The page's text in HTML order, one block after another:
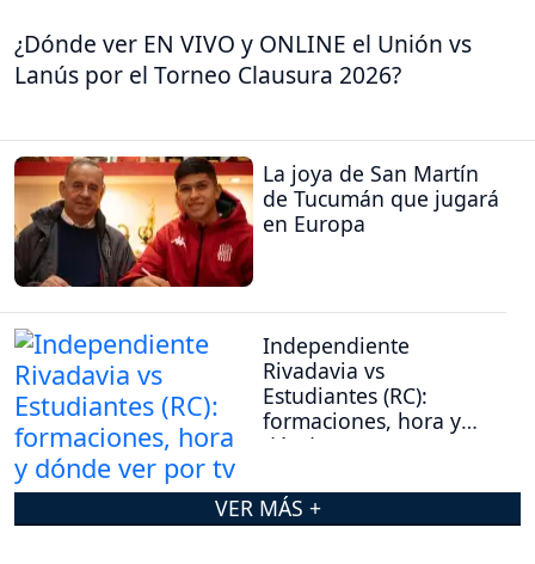
¿Dónde ver EN VIVO y ONLINE el Unión vs
Lanús por el Torneo Clausura 2026?
La joya de San Martín
de Tucumán que jugará
en Europa
Independiente
Rivadavia vs
Estudiantes (RC):
formaciones, hora y
dónde ver por tv
VER MÁS +